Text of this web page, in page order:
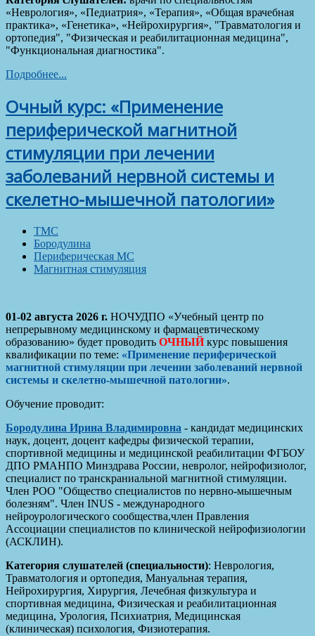
«Неврология», «Педиатрия», «Терапия», «Общая врачебная
практика», «Генетика», «Нейрохирургия», "Травматология и
ортопедия", "Физическая и реабилитационная медицина",
"Функциональная диагностика".
Подробнее...
Очный курс: «Применение
периферической магнитной
стимуляции при лечении
заболеваний нервной системы и
скелетно-мышечной патологии»
ТМС
Бородулина
Периферическая МС
Магнитная стимуляция
01-02 августа 2026 г. НОЧУДПО «Учебный центр по
непрерывному медицинскому и фармацевтическому
образованию» будет проводить ОЧНЫЙкурс повышения
квалификации по теме: «Применение периферической
магнитной стимуляции при лечении заболеваний нервной
системы и скелетно-мышечной патологии».
Обучение проводит:
Бородулина Ирина Владимировна - кандидат медицинских
наук, доцент, доцент кафедры физической терапии,
спортивной медицины и медицинской реабилитации ФГБОУ
ДПО РМАНПО Минздрава России, невролог, нейрофизиолог,
специалист по транскраниальной магнитной стимуляции.
Член РОО "Общество специалистов по нервно-мышечным
болезням". Член INUS - международного
нейроурологического сообщества,член Правления
Ассоциации специалистов по клинической нейрофизиологии
(АСКЛИН).
Категория слушателей (специальности): Неврология,
Травматология и ортопедия, Мануальная терапия,
Нейрохирургия, Хирургия, Лечебная физкультура и
спортивная медицина, Физическая и реабилитационная
медицина, Урология, Психиатрия, Медицинская
(клиническая) психология, Физиотерапия.